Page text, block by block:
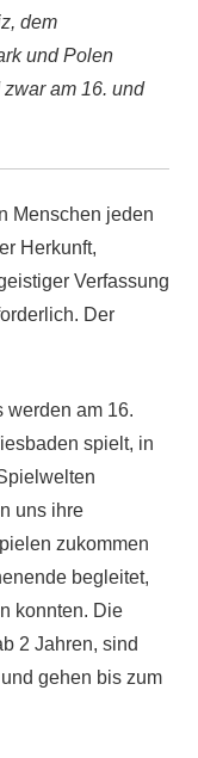
dem
und Polen
am 16. und
Menschen jeden
Herkunft,
Verfassung
Der
werden am 16.
spielt, in
uns ihre
zukommen
begleitet,
konnten. Die
2 Jahren, sind
gehen bis zum